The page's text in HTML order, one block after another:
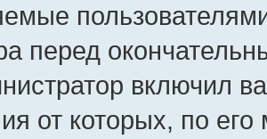
перед
включил
от которых, по